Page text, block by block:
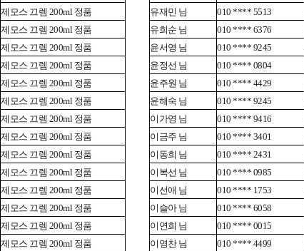
제모스 끄렘 200ml 정품 유재민 님 010 **** 5513
제모스 끄렘 200ml 정품 유희순 님 010 **** 6376
제모스 끄렘 200ml 정품 윤서영 님 010 **** 9245
제모스 끄렘 200ml 정품 윤정선 님 010 **** 0804
제모스 끄렘 200ml 정품 윤주원 님 010 **** 4429
제모스 끄렘 200ml 정품 윤해숙 님 010 **** 9245
제모스 끄렘 200ml 정품 이가영 님 010 **** 9416
제모스 끄렘 200ml 정품 이금주 님 010 **** 3401
제모스 끄렘 200ml 정품 이동희 님 010 **** 2431
제모스 끄렘 200ml 정품 이복선 님 010 **** 0985
제모스 끄렘 200ml 정품 이선애 님 010 **** 1753
제모스 끄렘 200ml 정품 이슬아 님 010 **** 6058
제모스 끄렘 200ml 정품 이연희 님 010 **** 0015
제모스 끄렘 200ml 정품 이영찬 님 010 **** 4499